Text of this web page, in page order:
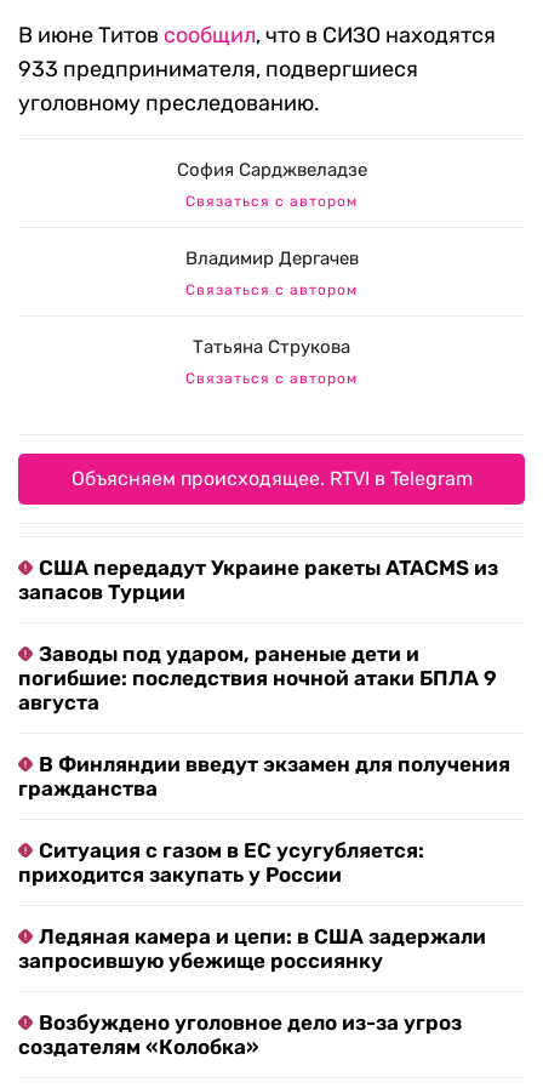
В июне Титов сообщил, что в СИЗО находятся
933 предпринимателя, подвергшиеся
уголовному преследованию.
София Сарджвеладзе
Связаться с автором
Владимир Дергачев
Связаться с автором
Татьяна Струкова
Связаться с автором
Объясняем происходящее. RTVI в Telegram
США передадут Украине ракеты ATACMS из
запасов Турции
Заводы под ударом, раненые дети и
погибшие: последствия ночной атаки БПЛА 9
августа
В Финляндии введут экзамен для получения
гражданства
Ситуация с газом в ЕС усугубляется:
приходится закупать у России
Ледяная камера и цепи: в США задержали
запросившую убежище россиянку
Возбуждено уголовное дело из-за угроз
создателям «Колобка»